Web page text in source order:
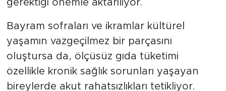
gerektiği önemle aktarılıyor.
Bayram sofraları ve ikramlar kültürel
yaşamın vazgeçilmez bir parçasını
oluştursa da, ölçüsüz gıda tüketimi
özellikle kronik sağlık sorunları yaşayan
bireylerde akut rahatsızlıkları tetikliyor.